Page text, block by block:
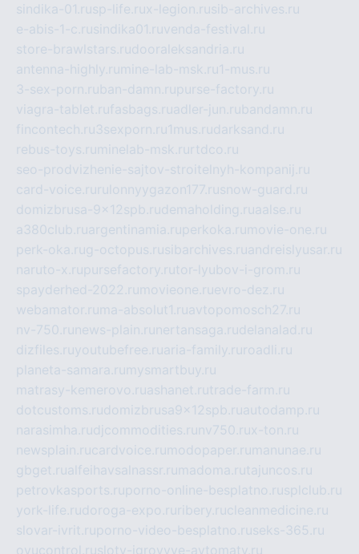
sindika-01.rusp-life.rux-legion.rusib-archives.ru
e-abis-1-c.rusindika01.ruvenda-festival.ru
store-brawlstars.rudooraleksandria.ru
antenna-highly.ru mine-lab-msk.ru1-mus.ru
3-sex-porn.ruban-damn.rupurse-factory.ru
viagra-tablet.rufasbags.ruadler-jun.rubandamn.ru
fincontech.ru3sexporn.ru1mus.rudarksand.ru
rebus-toys.ru minelab-msk.ru rtdco.ru
seo-prodvizhenie-sajtov-stroitelnyh-kompanij.ru
card-voice.ru rulonnyygazon177.rusnow-guard.ru
domizbrusa-9x12spb.rudemaholding.ruaalse.ru
a380club.ruargentinamia.ruperkoka.ru movie-one.ru
perk-oka.rug-octopus.rusibarchives.ruandreislyusar.ru
naruto-x.rupursefactory.rutor-lyubov-i-grom.ru
spayderhed-2022.ru movieone.ruevro-dez.ru
webamator.ru ma-absolut1.ruavtopomosch27.ru
nv-750.ru news-plain.ru nertansaga.rudelanalad.ru
dizfiles.ruyoutubefree.ruaria-family.ru roadli.ru
planeta-samara.ru mysmartbuy.ru
matrasy-kemerovo.ruashanet.rutrade-farm.ru
dotcustoms.rudomizbrusa9x12spb.ruautodamp.ru
narasimha.rudjcommodities.ru nv750.rux-ton.ru
newsplain.rucardvoice.ru modopaper.ru manunae.ru
gbget.rualfeihavsalnassr.ru madoma.rutajuncos.ru
petrovkasports.ruporno-online-besplatno.rusplclub.ru
york-life.rudoroga-expo.ru ribery.rucleanmedicine.ru
slovar-ivrit.ruporno-video-besplatno.ruseks-365.ru
ovucontrol.rusloty-igrovyye-avtomaty.ru